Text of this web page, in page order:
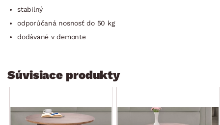
stabilný
odporúčaná nosnosť do 50 kg
dodávané v demonte
Súvisiace produkty